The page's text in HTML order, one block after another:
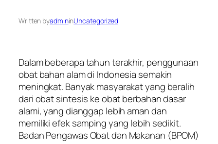
Written byadmininUncategorized
Dalam beberapa tahun terakhir, penggunaan
obat bahan alam di Indonesia semakin
meningkat. Banyak masyarakat yang beralih
dari obat sintesis ke obat berbahan dasar
alami, yang dianggap lebih aman dan
memiliki efek samping yang lebih sedikit.
Badan Pengawas Obat dan Makanan (BPOM)